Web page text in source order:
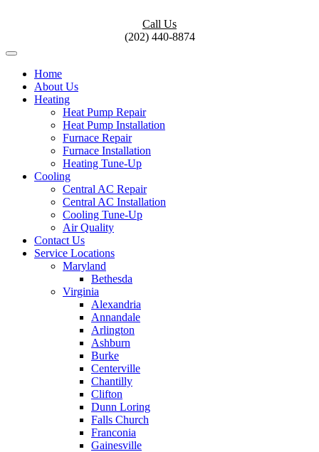
Call Us
(202) 440-8874
Home
About Us
Heating
Heat Pump Repair
Heat Pump Installation
Furnace Repair
Furnace Installation
Heating Tune-Up
Cooling
Central AC Repair
Central AC Installation
Cooling Tune-Up
Air Quality
Contact Us
Service Locations
Maryland
Bethesda
Virginia
Alexandria
Annandale
Arlington
Ashburn
Burke
Centerville
Chantilly
Clifton
Dunn Loring
Falls Church
Franconia
Gainesville